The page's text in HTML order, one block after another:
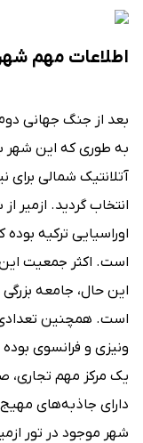
اطلاعات مهم
بعد از جنگ جهانی
به طوری که این شهر
آتلانتیک شمالی برای
انتخاب گردید. ازمیر
اوراسیایی ترکیه
است. اکثر جمعیت
این حال، جامعه بزرگی
است. همچنین تعدادی
ونیزی و فرانسوی
یک مرکز مهم تجاری،
دارای جاذبه‌های
شهر موجود در تور